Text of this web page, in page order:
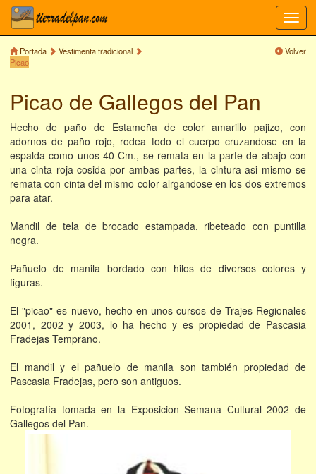
Portada
Vestimenta tradicional
Picao
Volver
Picao de Gallegos del Pan
Hecho de paño de Estameña de color amarillo pajizo, con
adornos de paño rojo, rodea todo el cuerpo cruzandose en la
espalda como unos 40 Cm., se remata en la parte de abajo con
una cinta roja cosida por ambas partes, la cintura asi mismo se
remata con cinta del mismo color alrgandose en los dos extremos
para atar.
Mandil de tela de brocado estampada, ribeteado con puntilla
negra.
Pañuelo de manila bordado con hilos de diversos colores y
figuras.
El "picao" es nuevo, hecho en unos cursos de Trajes Regionales
2001, 2002 y 2003, lo ha hecho y es propiedad de Pascasia
Fradejas Temprano.
El mandil y el pañuelo de manila son también propiedad de
Pascasia Fradejas, pero son antiguos.
Fotografía tomada en la Exposicion Semana Cultural 2002 de
Gallegos del Pan.